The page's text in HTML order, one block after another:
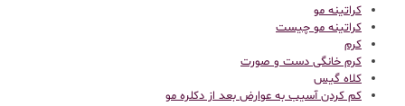
کراتینه مو
کراتینه مو چیست
کرم
کرم خانگی دست و صورت
کلاه گیس
کم کردن آسیب به عوارض بعد از دکلره مو